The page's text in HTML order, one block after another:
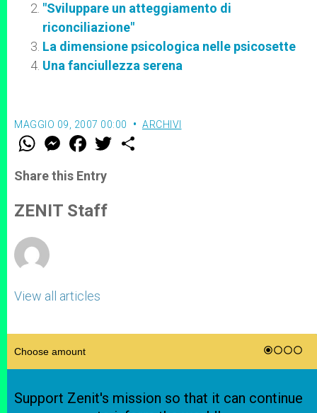
"Sviluppare un atteggiamento di
riconciliazione"
La dimensione psicologica nelle psicosette
Una fanciullezza serena
MAGGIO 09, 2007 00:00 ARCHIVI
W
t
s
p
p
M
e
s
e
g
e
F
a
e
b
o
k
w
Share this Entry
ZENIT Staff
View all articles